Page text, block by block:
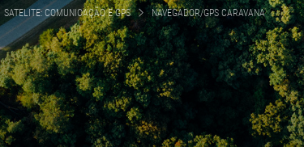
SATELITE: COMUNICAÇÃO E GPS NAVEGADOR/GPS CARAVANA